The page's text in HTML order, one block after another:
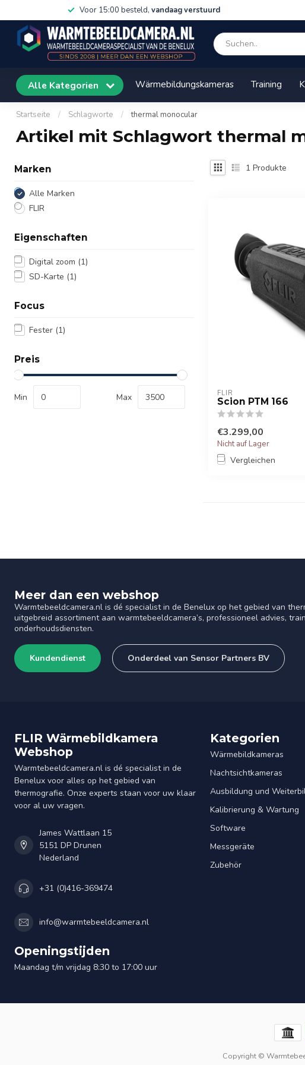
Voor 15:00 besteld, vandaag verstuurd
Alle Kategorien Wärmebildungskameras Training
Startseite / Schlagworte / thermal monocular
Artikel mit Schlagwort thermal
Marken
Alle Marken
FLIR
Eigenschaften
Digital zoom (1)
SD-Karte (1)
Focus
Fester (1)
Preis
Min Max
1 Produkte
FLIR
Scion PTM 166
€3.299,00
Nicht auf Lager
Vergleichen
Meer dan een webshop
Warmtebeeldcamera.nl is dé specialist in de Benelux op het gebied van
uitgebreid assortiment aan warmtebeeldcamera’s, professioneel advies,
onderhoudsdiensten.
Kundendienst Onderdeel van Sensor Partners BV
FLIR Wärmebildkamera
Webshop
Warmtebeeldcamera.nl is dé specialist in de
Benelux voor alles op het gebied van
thermografie. Onze experts staan voor uw klaar
voor al uw vragen.
James Wattlaan 15
5151 DP Drunen
Nederland
+31 (0)416-369474
info@warmtebeeldcamera.nl
Openingstijden
Maandag t/m vrijdag 8:30 to 17:00 uur
Kategorien
Wärmebildkameras
Nachtsichtkameras
Ausbildung und
Kalibrierung & Wartung
Software
Messgeräte
Zubehör
Copyright ©